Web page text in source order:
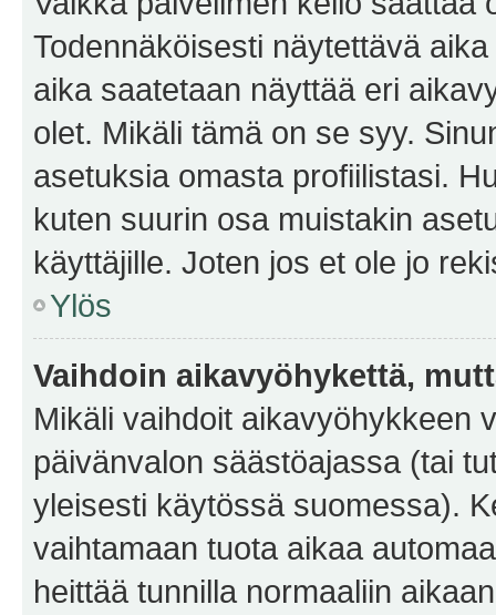
Todennäköisesti näytettävä
aika saatetaan näyttää eri
olet. Mikäli tämä on se syy.
asetuksia omasta profiilistasi.
kuten suurin osa muistakin
käyttäjille. Joten jos et ole jo
Ylös
Vaihdoin aikavyöhykettä,
Mikäli vaihdoit aikavyöhykkeen
päivänvalon säästöajassa (tai
yleisesti käytössä suomessa).
vaihtamaan tuota aikaa
heittää tunnilla normaaliin